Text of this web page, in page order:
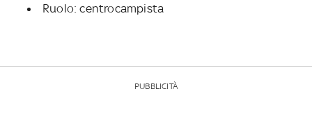
Ruolo: centrocampista
PUBBLICITÀ